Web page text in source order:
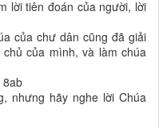
lời tiên đoán của người, lời
của chư dân cũng đã giải
của mình, và làm chúa
8ab
nhưng hãy nghe lời Chúa